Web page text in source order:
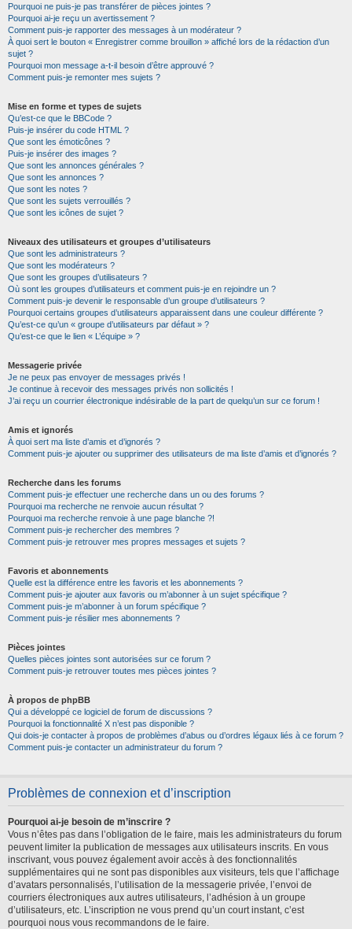
Pourquoi ne puis-je pas transférer de pièces jointes ?
Pourquoi ai-je reçu un avertissement ?
Comment puis-je rapporter des messages à un modérateur ?
À quoi sert le bouton « Enregistrer comme brouillon » affiché lors de la rédaction d’un
sujet ?
Pourquoi mon message a-t-il besoin d’être approuvé ?
Comment puis-je remonter mes sujets ?
Mise en forme et types de sujets
Qu’est-ce que le BBCode ?
Puis-je insérer du code HTML ?
Que sont les émoticônes ?
Puis-je insérer des images ?
Que sont les annonces générales ?
Que sont les annonces ?
Que sont les notes ?
Que sont les sujets verrouillés ?
Que sont les icônes de sujet ?
Niveaux des utilisateurs et groupes d’utilisateurs
Que sont les administrateurs ?
Que sont les modérateurs ?
Que sont les groupes d’utilisateurs ?
Où sont les groupes d’utilisateurs et comment puis-je en rejoindre un ?
Comment puis-je devenir le responsable d’un groupe d’utilisateurs ?
Pourquoi certains groupes d’utilisateurs apparaissent dans une couleur différente ?
Qu’est-ce qu’un « groupe d’utilisateurs par défaut » ?
Qu’est-ce que le lien « L’équipe » ?
Messagerie privée
Je ne peux pas envoyer de messages privés !
Je continue à recevoir des messages privés non sollicités !
J’ai reçu un courrier électronique indésirable de la part de quelqu’un sur ce forum !
Amis et ignorés
À quoi sert ma liste d’amis et d’ignorés ?
Comment puis-je ajouter ou supprimer des utilisateurs de ma liste d’amis et d’ignorés ?
Recherche dans les forums
Comment puis-je effectuer une recherche dans un ou des forums ?
Pourquoi ma recherche ne renvoie aucun résultat ?
Pourquoi ma recherche renvoie à une page blanche ?!
Comment puis-je rechercher des membres ?
Comment puis-je retrouver mes propres messages et sujets ?
Favoris et abonnements
Quelle est la différence entre les favoris et les abonnements ?
Comment puis-je ajouter aux favoris ou m’abonner à un sujet spécifique ?
Comment puis-je m’abonner à un forum spécifique ?
Comment puis-je résilier mes abonnements ?
Pièces jointes
Quelles pièces jointes sont autorisées sur ce forum ?
Comment puis-je retrouver toutes mes pièces jointes ?
À propos de phpBB
Qui a développé ce logiciel de forum de discussions ?
Pourquoi la fonctionnalité X n’est pas disponible ?
Qui dois-je contacter à propos de problèmes d’abus ou d’ordres légaux liés à ce forum ?
Comment puis-je contacter un administrateur du forum ?
Problèmes de connexion et d’inscription
Pourquoi ai-je besoin de m’inscrire ?
Vous n’êtes pas dans l’obligation de le faire, mais les administrateurs du forum
peuvent limiter la publication de messages aux utilisateurs inscrits. En vous
inscrivant, vous pouvez également avoir accès à des fonctionnalités
supplémentaires qui ne sont pas disponibles aux visiteurs, tels que l’affichage
d’avatars personnalisés, l’utilisation de la messagerie privée, l’envoi de
courriers électroniques aux autres utilisateurs, l’adhésion à un groupe
d’utilisateurs, etc. L’inscription ne vous prend qu’un court instant, c’est
pourquoi nous vous recommandons de le faire.